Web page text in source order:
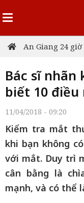
An Giang 24 giờ
Bác sĩ nhãn
biết 10 điều
11/04/2018 - 09:20
Kiểm tra mắt
khi bạn không
với mắt. Duy trì
cân bằng là
mạnh, và có thể